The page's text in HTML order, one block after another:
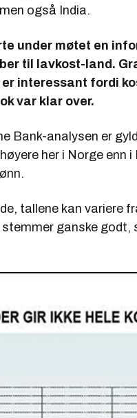
også India.
under møtet en
til lavkost-land.
er interessant fordi
var klar over.
Bank-analysen er
her i Norge enn
tallene kan variere
ganske